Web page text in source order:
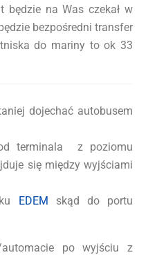
na Was czekał w
bezpośredni transfer
do mariny to ok 33
dojechać autobusem
terminala z poziomu
się między wyjściami
EDEM skąd do portu
po wyjściu z